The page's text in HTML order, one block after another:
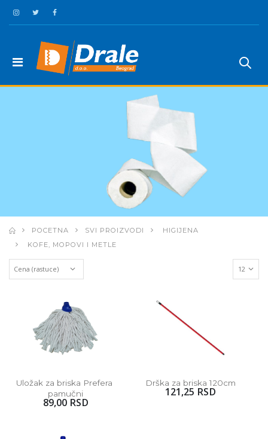
POCETNA SVI PROIZVODI
HIGIJENA
KOFE, MOPOVI I METLE
Uložak za briska Prefera
pamučni
89,00 RSD
Drška za briska 120cm
121,25 RSD